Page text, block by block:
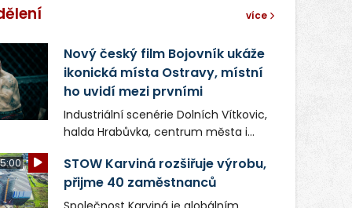
více
Nový český film Bojovník ukáže
ikonická místa Ostravy, místní
ho uvidí mezi prvními
Industriální scenérie Dolních Vítkovic,
halda Hrabůvka, centrum města i
v novém filmu Bojovník, který vstoupí
do kin už 13. srpna. Režiséři Vojtěch
Frič a Tomáš Dianiška si
STOW Karviná rozšiřuje výrobu,
přijme 40 zaměstnanců